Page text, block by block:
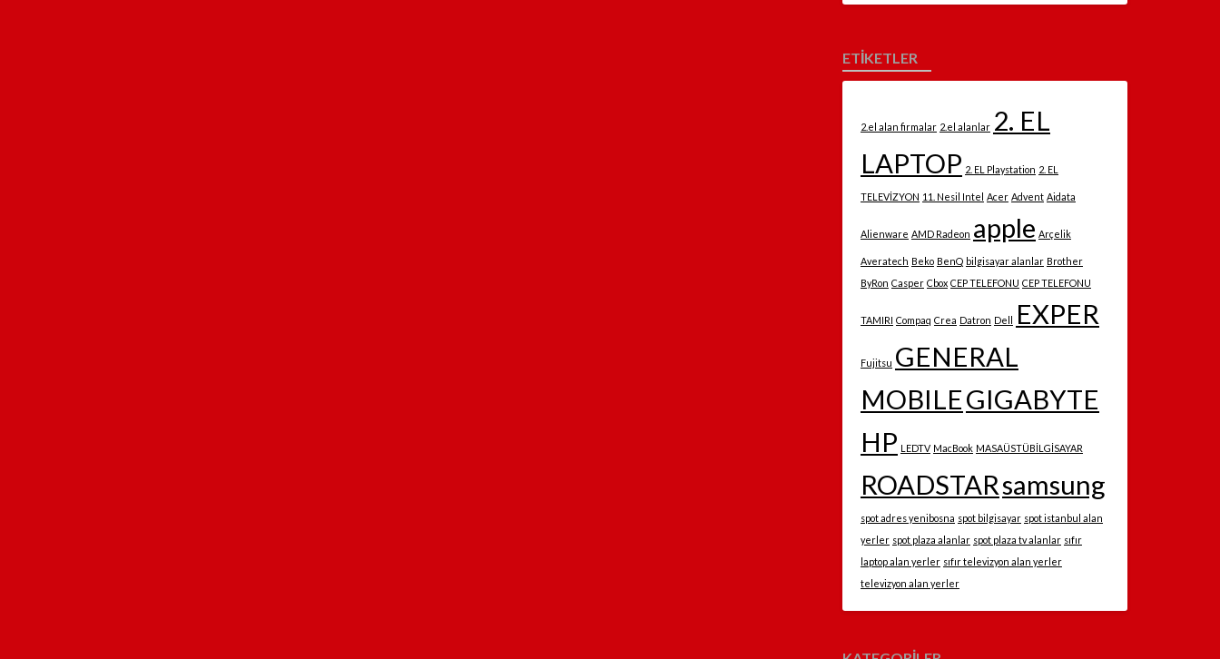
ETİKETLER
2.el alan firmalar 2.el alanlar 2. EL
LAPTOP 2. EL Playstation 2. EL
TELEVİZYON 11. Nesil Intel Acer Advent Aidata
Alienware AMD Radeon apple Arçelik
Averatech Beko BenQ bilgisayar alanlar Brother
ByRon Casper Cbox CEP TELEFONU CEP TELEFONU
TAMIRI Compaq Crea Datron Dell EXPER
Fujitsu GENERAL
MOBILEGIGABYTE
HP LEDTV MacBook MASAÜSTÜBİLGİSAYAR
ROADSTARsamsung
spot adres yenibosna spot bilgisayar spot istanbul alan
yerler spot plaza alanlar spot plaza tv alanlar sıfır
laptop alan yerler sıfır televizyon alan yerler
televizyon alan yerler